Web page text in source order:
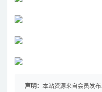
声明： 本站资源来自会员发